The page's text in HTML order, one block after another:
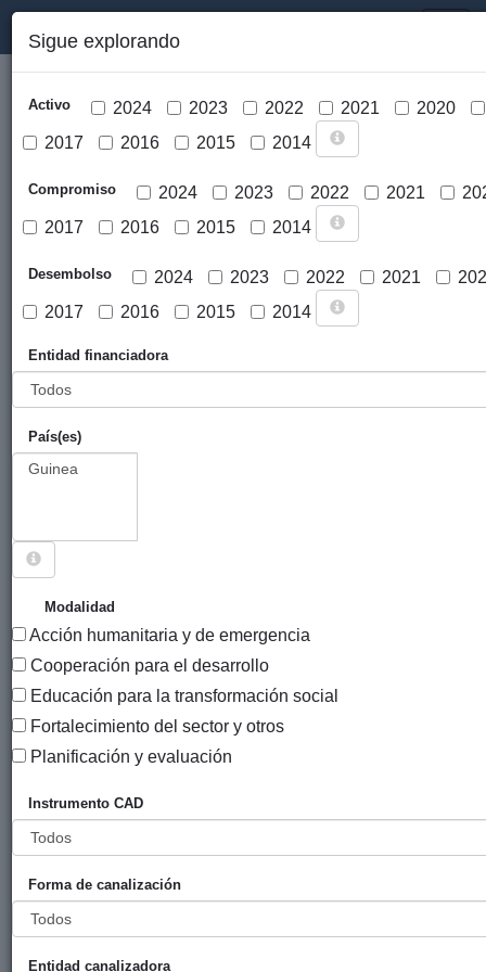
Cargar mapa
Sigue explorando
Activo 2024 2023 2022 2021
2020
2017
2016 2015 2014
Compromiso 2024 2023 2022 2021
2017
2016 2015 2014
Desembolso 2024 2023 2022 2021
2017
2016 2015 2014
Entidad financiadora
País(es)
Modalidad
Acción humanitaria y de emergencia
Cooperación para el desarrollo
Educación para la transformación social
Fortalecimiento del sector y otros
Planificación y evaluación
Instrumento CAD
Forma de canalización
Entidad canalizadora
PROYECTOS CUYO SOCIO LOCAL ES ACTION
D'INTÉGRATION POUR LE DÉVELOPPEMENT
ECONOMIQUE ET SOCIAL - SOS KEREL VERT
AIDES GUINÉE.
21 PROYECTOS
Título
acceso
educativo a
niños de
de Vitoria-
Cooperación